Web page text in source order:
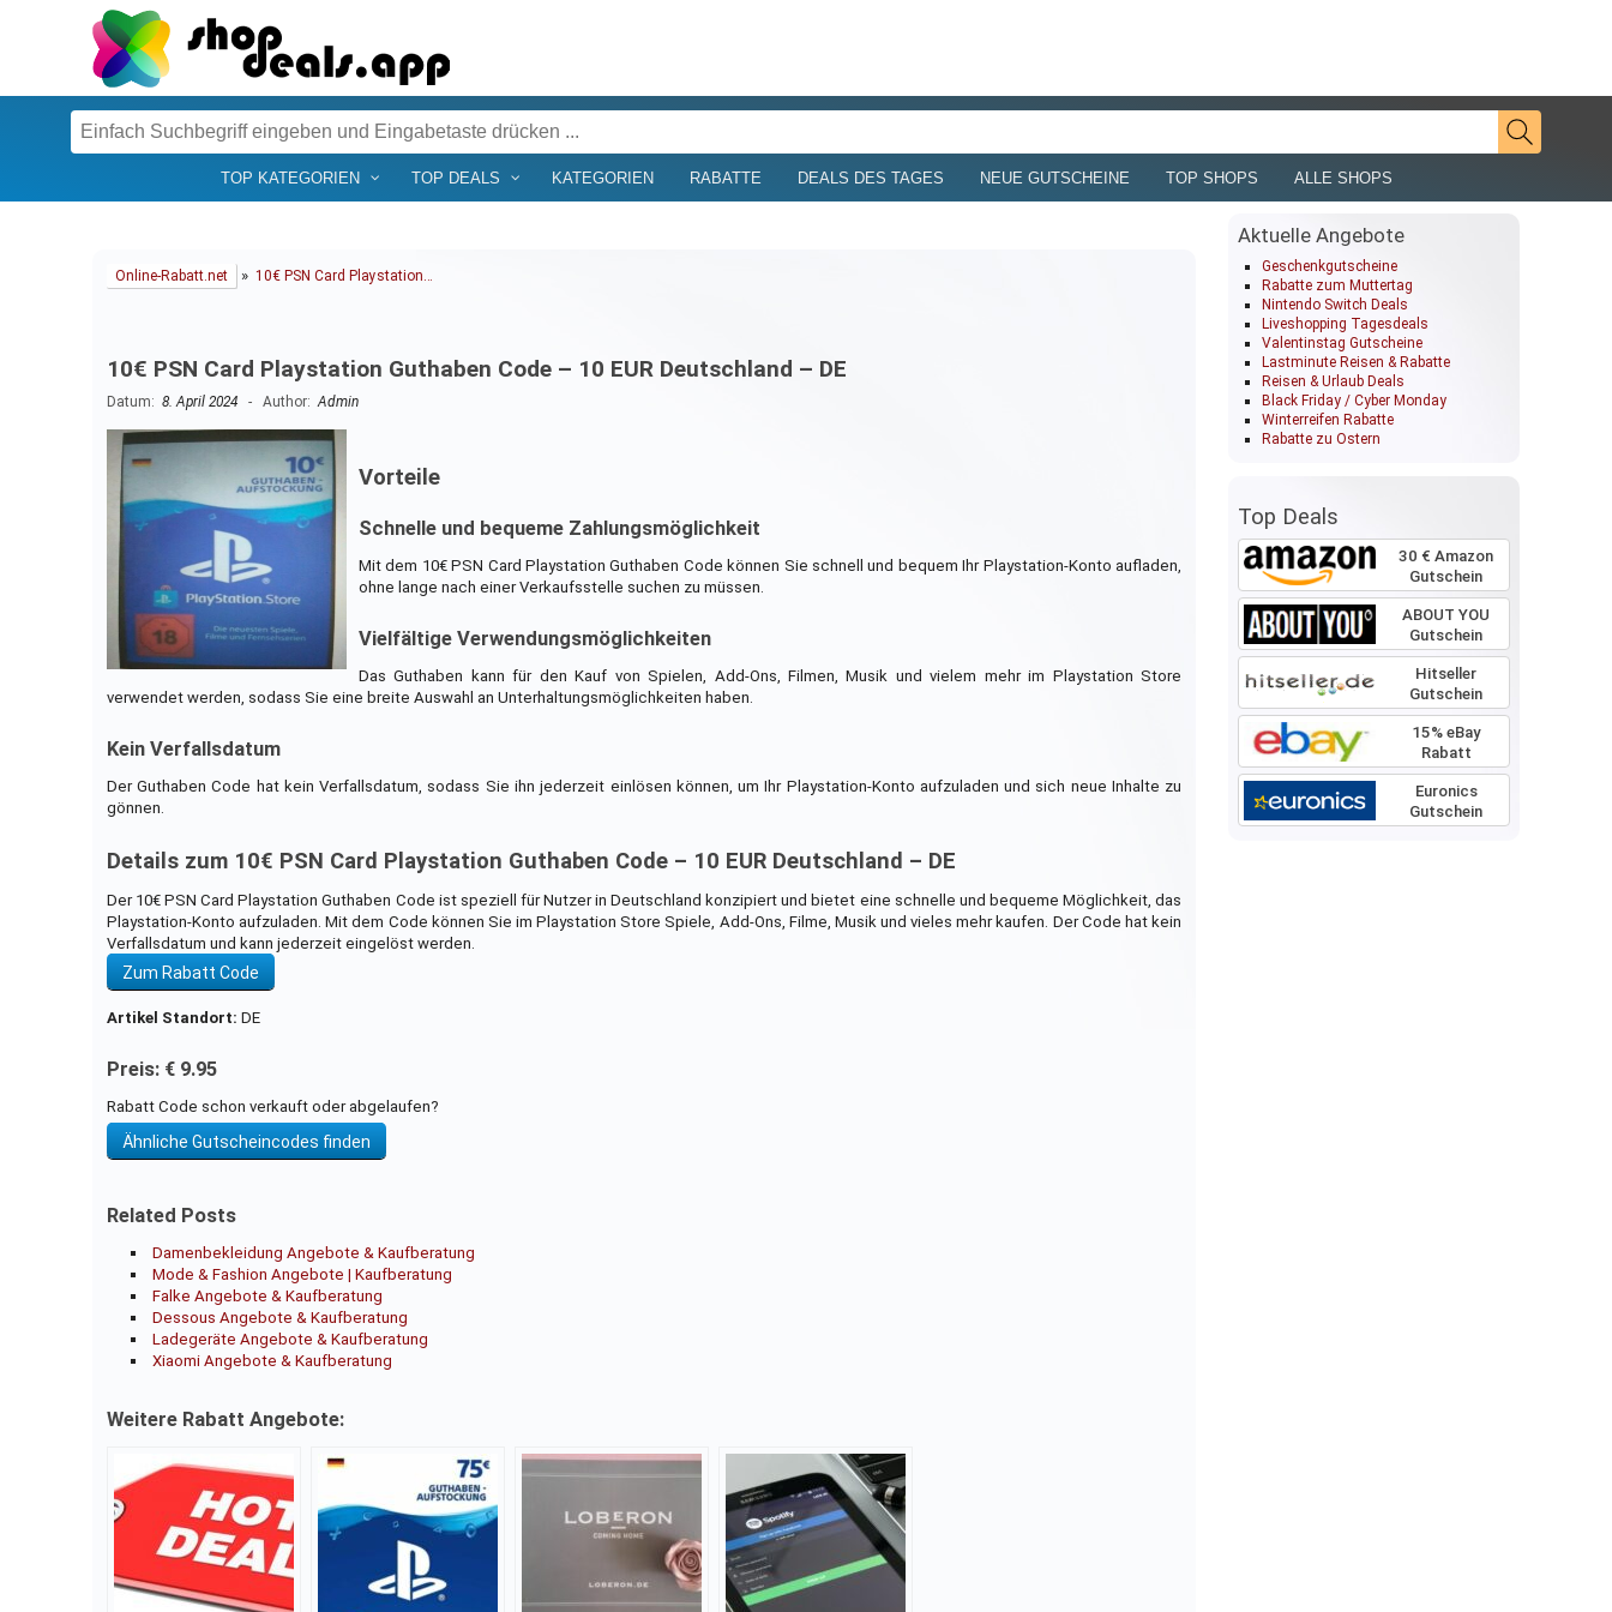
TOP KATEGORIEN TOP DEALS KATEGORIEN RABATTE DEALS DES TAGES NEUE GUTSCHEINE TOP SHOPS ALLE SHOPS
Online-Rabatt.net » 10€ PSN Card Playstation…
10€ PSN Card Playstation Guthaben Code – 10 EUR Deutschland – DE
Datum: 8. April 2024- Author:Admin
Vorteile
Schnelle und bequeme Zahlungsmöglichkeit
Mit dem 10€ PSN Card Playstation Guthaben Code können Sie schnell und bequem Ihr Playstation-Konto aufladen,
ohne lange nach einer Verkaufsstelle suchen zu müssen.
Vielfältige Verwendungsmöglichkeiten
Das Guthaben kann für den Kauf von Spielen, Add-Ons, Filmen, Musik und vielem mehr im Playstation Store
verwendet werden, sodass Sie eine breite Auswahl an Unterhaltungsmöglichkeiten haben.
Kein Verfallsdatum
Der Guthaben Code hat kein Verfallsdatum, sodass Sie ihn jederzeit einlösen können, um Ihr Playstation-Konto aufzuladen und sich neue Inhalte zu
gönnen.
Details zum 10€ PSN Card Playstation Guthaben Code – 10 EUR Deutschland – DE
Der 10€ PSN Card Playstation Guthaben Code ist speziell für Nutzer in Deutschland konzipiert und bietet eine schnelle und bequeme Möglichkeit, das
Playstation-Konto aufzuladen. Mit dem Code können Sie im Playstation Store Spiele, Add-Ons, Filme, Musik und vieles mehr kaufen. Der Code hat kein
Verfallsdatum und kann jederzeit eingelöst werden.
Zum Rabatt Code
Artikel Standort: DE
Preis: € 9.95
Rabatt Code schon verkauft oder abgelaufen?
Ähnliche Gutscheincodes finden
Related Posts
Damenbekleidung Angebote & Kaufberatung
Mode & Fashion Angebote | Kaufberatung
Falke Angebote & Kaufberatung
Dessous Angebote & Kaufberatung
Ladegeräte Angebote & Kaufberatung
Xiaomi Angebote & Kaufberatung
Weitere Rabatt Angebote:
Aktuelle Angebote
Geschenkgutscheine
Rabatte zum Muttertag
Nintendo Switch Deals
Liveshopping Tagesdeals
Valentinstag Gutscheine
Lastminute Reisen & Rabatte
Reisen & Urlaub Deals
Black Friday / Cyber Monday
Winterreifen Rabatte
Rabatte zu Ostern
Top Deals
30 € Amazon
Gutschein
ABOUT YOU
Gutschein
Hitseller
Gutschein
15% eBay
Rabatt
Euronics
Gutschein